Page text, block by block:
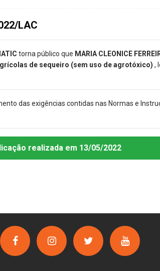
LAC
torna público que MARIA CLEONICE
de sequeiro (sem uso de agrotóxico) ,
das exigências contidas nas Normas e
realizada em 13/05/2022